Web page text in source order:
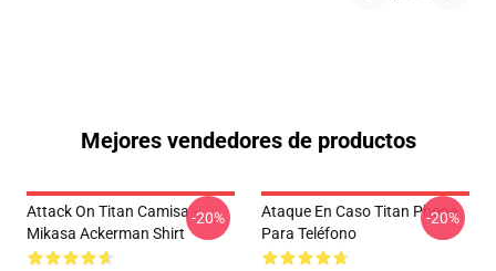
Mejores vendedores de productos
Attack On Titan Camisa -
Mikasa Ackerman Shirt
-20%
Ataque En Caso Titan Phone
Para Teléfono
-20%